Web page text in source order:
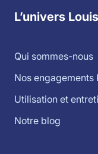
L’univers
Qui sommes-nous
Nos engagements
Utilisation et
Notre blog